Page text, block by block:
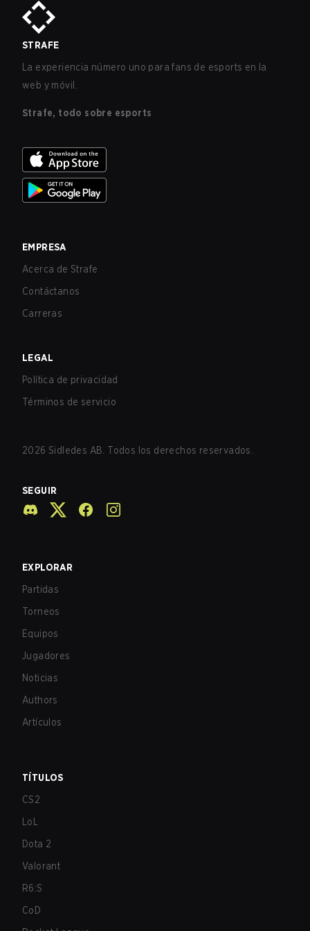
STRAFE
La experiencia número uno para fans de esports en la
web y móvil.
Strafe, todo sobre esports
EMPRESA
Acerca de Strafe
Contáctanos
Carreras
LEGAL
Política de privacidad
Términos de servicio
2026 Sidledes AB. Todos los derechos reservados.
SEGUIR
EXPLORAR
Partidas
Torneos
Equipos
Jugadores
Noticias
Authors
Artículos
TÍTULOS
CS2
LoL
Dota 2
Valorant
R6:S
CoD